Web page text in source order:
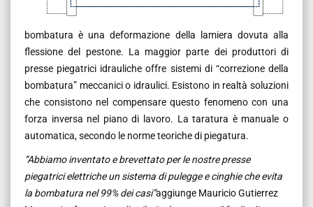
bombatura è una deformazione della lamiera dovuta alla
flessione del pestone. La maggior parte dei produttori di
presse piegatrici idrauliche offre sistemi di “correzione della
bombatura” meccanici o idraulici. Esistono in realtà soluzioni
che consistono nel compensare questo fenomeno con una
forza inversa nel piano di lavoro. La taratura è manuale o
automatica, secondo le norme teoriche di piegatura.
“Abbiamo inventato e brevettato per le nostre presse
piegatrici elettriche un sistema di pulegge e cinghie che evita
la bombatura nel 99% dei casi”aggiunge Mauricio Gutierrez